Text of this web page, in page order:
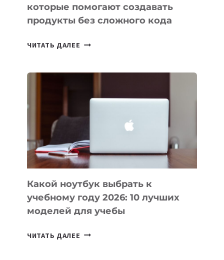
которые помогают создавать
продукты без сложного кода
ЧИТАТЬ ДАЛЕЕ
ПОМОГАЮТ
СОЗДАВАТЬ
БЕЗ
СЛОЖНОГО
КОДА
Какой ноутбук выбрать к
учебному году 2026: 10 лучших
моделей для учебы
ЧИТАТЬ ДАЛЕЕ КАКОЙ